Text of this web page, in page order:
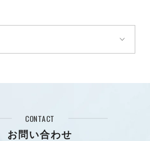
CONTACT
お問い合わせ